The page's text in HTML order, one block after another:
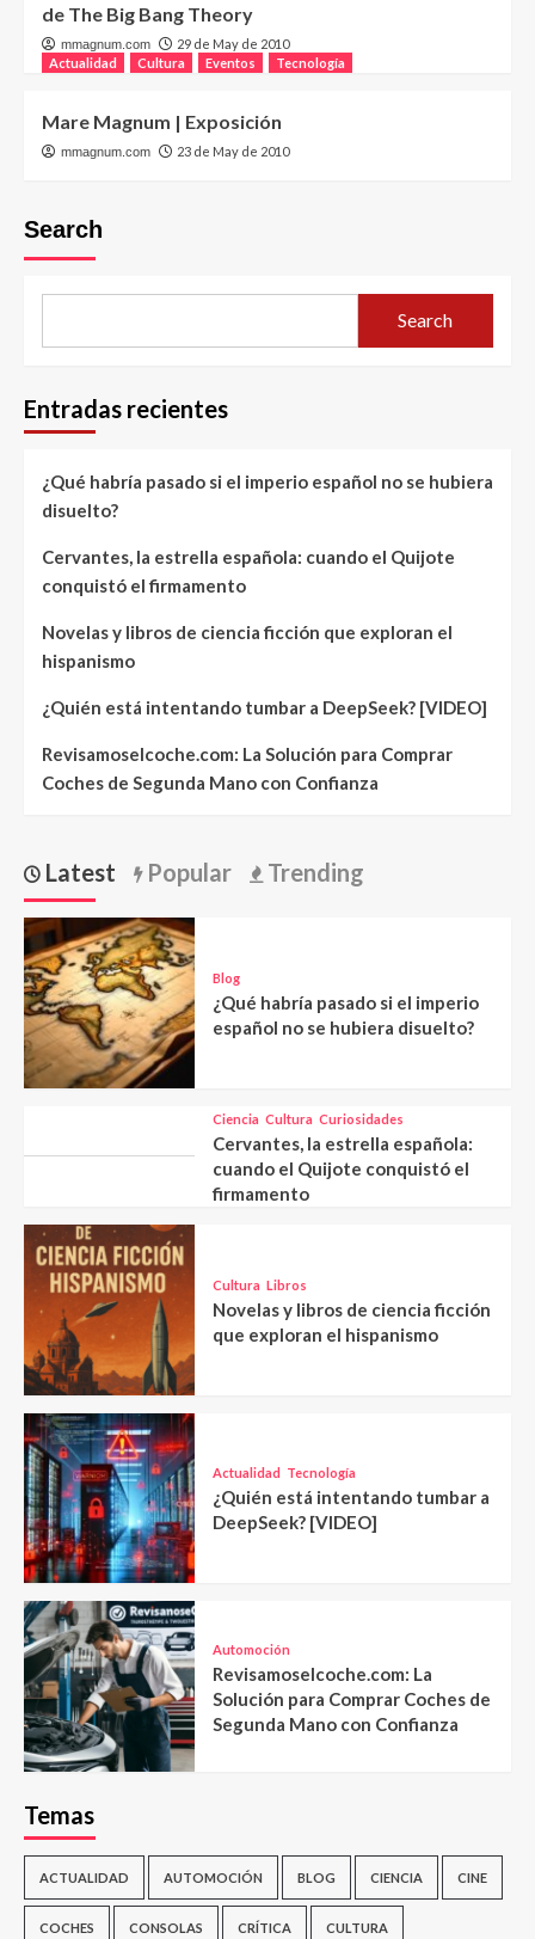
de The Big Bang Theory
mmagnum.com
29 de May de 2010
Actualidad
Cultura Eventos Tecnología
Mare Magnum | Exposición
mmagnum.com 23 de May de 2010
Search
Search
Entradas recientes
¿Qué habría pasado si el imperio español no se hubiera
disuelto?
Cervantes, la estrella española: cuando el Quijote
conquistó el firmamento
Novelas y libros de ciencia ficción que exploran el
hispanismo
¿Quién está intentando tumbar a DeepSeek? [VIDEO]
Revisamoselcoche.com: La Solución para Comprar
Coches de Segunda Mano con Confianza
Latest Popular Trending
Blog
¿Qué habría pasado si el imperio
español no se hubiera disuelto?
Ciencia Cultura Curiosidades
Cervantes, la estrella española:
cuando el Quijote conquistó el
firmamento
Cultura Libros
Novelas y libros de ciencia ficción
que exploran el hispanismo
Actualidad Tecnología
¿Quién está intentando tumbar a
DeepSeek? [VIDEO]
Automoción
Revisamoselcoche.com: La
Solución para Comprar Coches de
Segunda Mano con Confianza
Temas
ACTUALIDAD AUTOMOCIÓN BLOG CIENCIA CINE
COCHES CONSOLAS CRÍTICA CULTURA